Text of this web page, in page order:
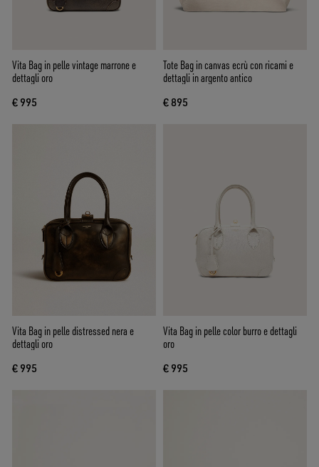
Vita Bag in pelle vintage marrone e
dettagli oro
€ 995
Tote Bag in canvas ecrù con ricami e
dettagli in argento antico
€ 895
Vita Bag in pelle distressed nera e
dettagli oro
€ 995
Vita Bag in pelle color burro e dettagli
oro
€ 995